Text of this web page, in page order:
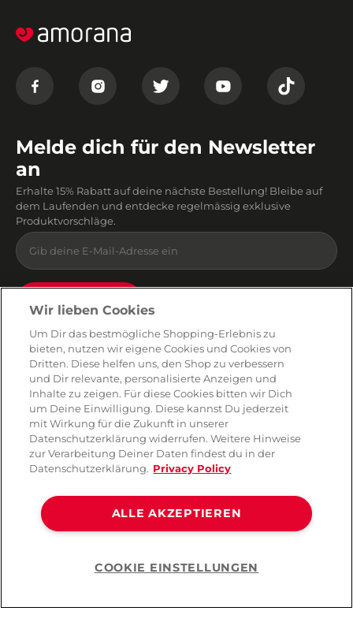
Melde dich für den Newsletter
an
Erhalte 15% Rabatt auf deine nächste Bestellung! Bleibe auf
dem Laufenden und entdecke regelmässig exklusive
Produktvorschläge.
Absenden
Du kannst dich jederzeit von unserem Newsletter abmelden. Indem du fortfährst, stimmst du unseren
E-Mail-BedingungenundDatenschutzbestimmungen zu.
AMORANA
MARKEN
SERVICE
©2026 Lovehoney Group Switzerland AG. Alle Rechte vorbehalten
Wir lieben Cookies
Um Dir das bestmögliche Shopping-Erlebnis zu
bieten, nutzen wir eigene Cookies und Cookies von
Dritten. Diese helfen uns, den Shop zu verbessern
und Dir relevante, personalisierte Anzeigen und
Inhalte zu zeigen. Für diese Cookies bitten wir Dich
um Deine Einwilligung. Diese kannst Du jederzeit
mit Wirkung für die Zukunft in unserer
Datenschutzerklärung widerrufen. Weitere Hinweise
zur Verarbeitung Deiner Daten findest du in der
Datenschutzerklärung. Privacy Policy
ALLE AKZEPTIEREN
COOKIE EINSTELLUNGEN